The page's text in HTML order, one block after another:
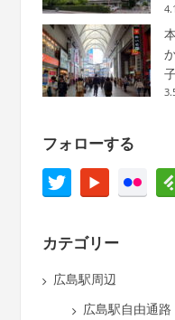
フォローする
カテゴリー
広島駅周辺
広島駅自由通